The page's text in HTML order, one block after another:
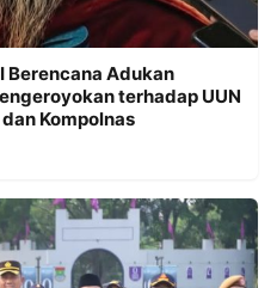
Berencana Adukan
terhadap UUN
dan Kompolnas